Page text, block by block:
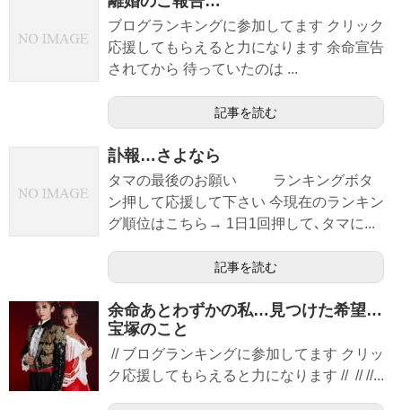
ブログランキングに参加してます クリック
応援してもらえると力になります 余命宣告
されてから 待っていたのは ...
記事を読む
訃報…さよなら
タマの最後のお願い ランキングボタ
ン押して応援して下さい 今現在のランキン
グ順位はこちら→ 1日1回押して､タマに...
記事を読む
余命あとわずかの私…見つけた希望…
宝塚のこと
// ブログランキングに参加してます クリッ
ク応援してもらえると力になります // // //...